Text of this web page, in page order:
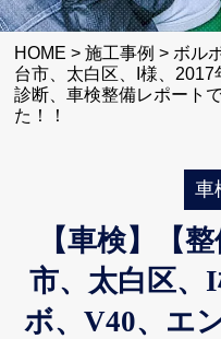
HOME >施工事例 > ボル
台市、太白区、I様、
診断、車検整備レポート
た！！
車
【車検】【
市、太白区、
ボ、V40、エ